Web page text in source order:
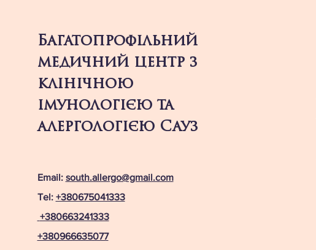
Багатопрофільний
медичний центр з
клінічною
імунологією та
алергологією Сауз
Email: south.allergo@gmail.com
Tel: +380675041333
+380663241333
+380966635077